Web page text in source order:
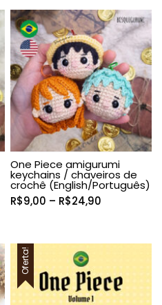
One Piece amigurumi
keychains / chaveiros de
crochê (English/Português)
R$9,00 – R$24,90
R$9,00
R$24,90
Oferta!